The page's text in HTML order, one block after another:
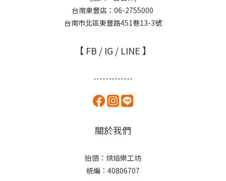
台南東豐店：06-2755000
台南市北區東豐路451巷13-3號
【 FB / IG / LINE 】
-------------
關於我們
抬頭：烘焙樂工坊
統編：40806707